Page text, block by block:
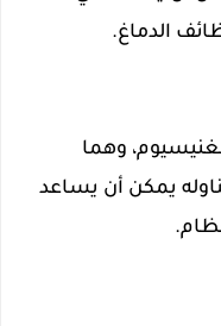
الدماغ.
وهما
يمكن أن يساعد